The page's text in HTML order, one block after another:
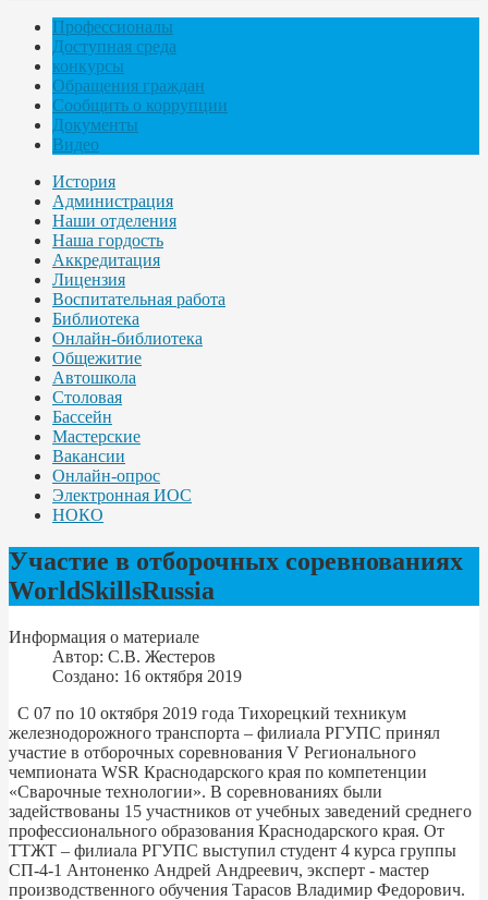
Профессионалы
Доступная среда
конкурсы
Обращения граждан
Сообщить о коррупции
Документы
Видео
История
Администрация
Наши отделения
Наша гордость
Аккредитация
Лицензия
Воспитательная работа
Библиотека
Онлайн-библиотека
Общежитие
Автошкола
Столовая
Бассейн
Мастерские
Вакансии
Онлайн-опрос
Электронная ИОС
НОКО
Участие в отборочных соревнованиях
WorldSkillsRussia
Информация о материале
Автор: С.В. Жестеров
Создано: 16 октября 2019
С 07 по 10 октября 2019 года Тихорецкий техникум
железнодорожного транспорта – филиала РГУПС принял
участие в отборочных соревнования V Регионального
чемпионата WSR Краснодарского края по компетенции
«Сварочные технологии». В соревнованиях были
задействованы 15 участников от учебных заведений среднего
профессионального образования Краснодарского края. От
ТТЖТ – филиала РГУПС выступил студент 4 курса группы
СП-4-1 Антоненко Андрей Андреевич, эксперт - мастер
производственного обучения Тарасов Владимир Федорович.